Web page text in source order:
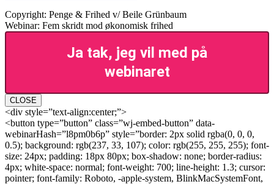
Copyright: Penge & Frihed v/ Beile Grünbaum
Webinar: Fem skridt mod økonomisk frihed
Ja tak, jeg vil med på
webinaret
CLOSE
<div style=”text-align:center;”>
<button type=”button” class=”wj-embed-button” data-
webinarHash=”l8pm0b6p” style=”border: 2px solid rgba(0, 0, 0,
0.5); background: rgb(237, 33, 107); color: rgb(255, 255, 255); font-
size: 24px; padding: 18px 80px; box-shadow: none; border-radius:
4px; white-space: normal; font-weight: 700; line-height: 1.3; cursor:
pointer; font-family: Roboto, -apple-system, BlinkMacSystemFont,